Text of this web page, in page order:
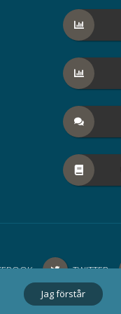
Jag förstår
SIR
PÅ
TWITTER